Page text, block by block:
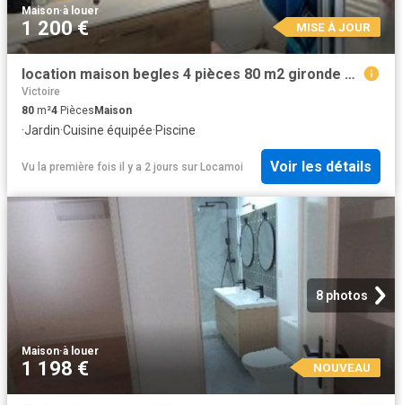
Maison·à louer
1 200 € MISE À JOUR
location maison begles 4 pièces 80 m2 gironde 33130 1200 € / mois
Victoire
80 m²4 PiècesMaison
·Jardin·Cuisine équipée·Piscine
Vu la première fois il y a 2 jours sur Locamoi Voir les détails
8 photos
Maison·à louer
1 198 € NOUVEAU